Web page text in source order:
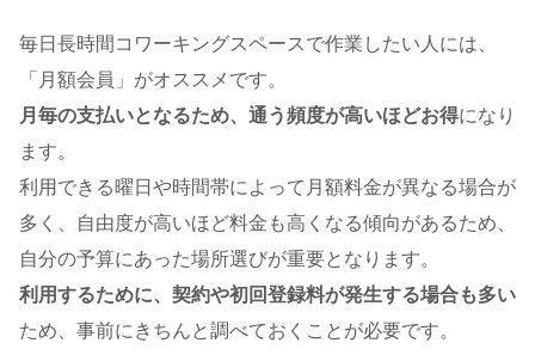
毎日長時間コワーキングスペースで作業したい人には、
「月額会員」がオススメです。
月毎の支払いとなるため、通う頻度が高いほどお得になり
ます。
利用できる曜日や時間帯によって月額料金が異なる場合が
多く、自由度が高いほど料金も高くなる傾向があるため、
自分の予算にあった場所選びが重要となります。
利用するために、契約や初回登録料が発生する場合も多い
ため、事前にきちんと調べておくことが必要です。